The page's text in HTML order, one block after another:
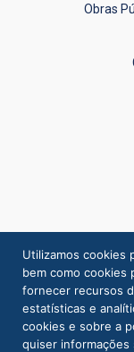
Obras
Utilizamos cookies
bem como cookies
fornecer recursos
estatísticas e
cookies e sobre a
quiser informações